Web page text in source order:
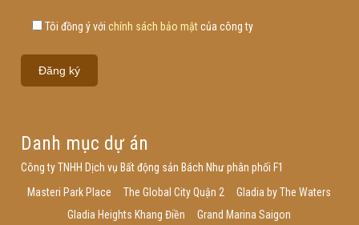
Tôi đồng ý với chính sách bảo mậtcủa công ty
Danh mục dự án
Công ty TNHH Dịch vụ Bất động sản Bách Như phân phối F1
Masteri Park Place
The Global City Quận 2
Gladia by The Waters
Gladia Heights Khang Điền
Grand Marina Saigon